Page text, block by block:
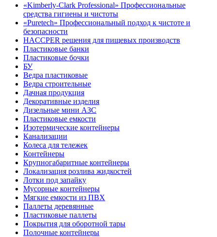
«Kimberly-Clark Professional» Профессиональные
средства гигиены и чистоты
«Puretech» Профессиональный подход к чистоте и
безопасности
HACCPER решения для пищевых производств
Пластиковые банки
Пластиковые бочки
БУ
Ведра пластиковые
Ведра строительные
Дачная продукция
Декоративные изделия
Дизельные мини АЗС
Пластиковые емкости
Изотермические контейнеры
Канализации
Колеса для тележек
Контейнеры
Крупногабаритные контейнеры
Локализация розлива жидкостей
Лотки под запайку
Мусорные контейнеры
Мягкие емкости из ПВХ
Паллеты деревянные
Пластиковые паллеты
Покрытия для оборотной тары
Полочные контейнеры